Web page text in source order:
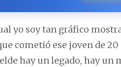
yo soy tan gráfico
cometió ese joven de
hay un legado, hay un